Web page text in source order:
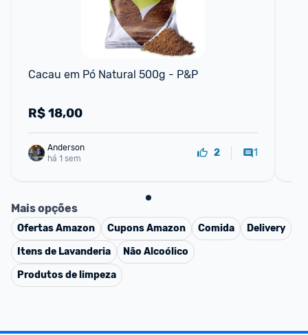
Cacau em Pó Natural 500g - P&P
R$18,00
Anderson
há 1 sem
2 1
Mais opções
OfertasAmazon CuponsAmazon Comida
Delivery
Itens de Lavanderia
Não Alcoólico
Produtos de limpeza